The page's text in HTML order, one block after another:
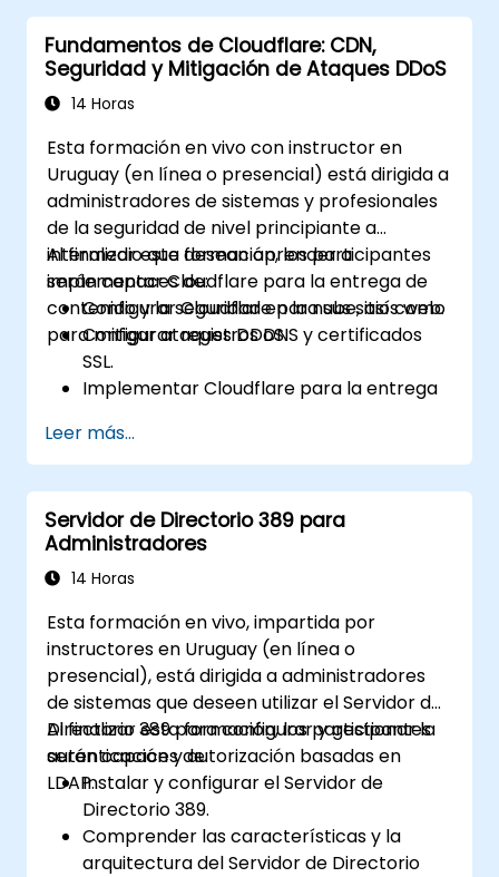
Fundamentos de Cloudflare: CDN,
Seguridad y Mitigación de Ataques DDoS
14 Horas
Esta formación en vivo con instructor en
Uruguay (en línea o presencial) está dirigida a
administradores de sistemas y profesionales
de la seguridad de nivel principiante a
intermedio que desean aprender a
implementar Cloudflare para la entrega de
contenido y la seguridad en la nube, así como
para mitigar ataques DDoS.
Al finalizar esta formación, los participantes
serán capaces de:
Configurar Cloudflare para sus sitios web.
Configurar registros DNS y certificados
SSL.
Implementar Cloudflare para la entrega
caché.
Proteger sus sitios web contra ataques
DDoS.
Implementar reglas de firewall para
restringir el tráfico hacia sus sitios web.
Leer más...
Servidor de Directorio 389 para
Administradores
14 Horas
Esta formación en vivo, impartida por
instructores en Uruguay (en línea o
presencial), está dirigida a administradores
de sistemas que deseen utilizar el Servidor de
Directorio 389 para configurar y gestionar la
autenticación y autorización basadas en
LDAP.
Al finalizar esta formación, los participantes
serán capaces de:
Instalar y configurar el Servidor de
Directorio 389.
Comprender las características y la
arquitectura del Servidor de Directorio